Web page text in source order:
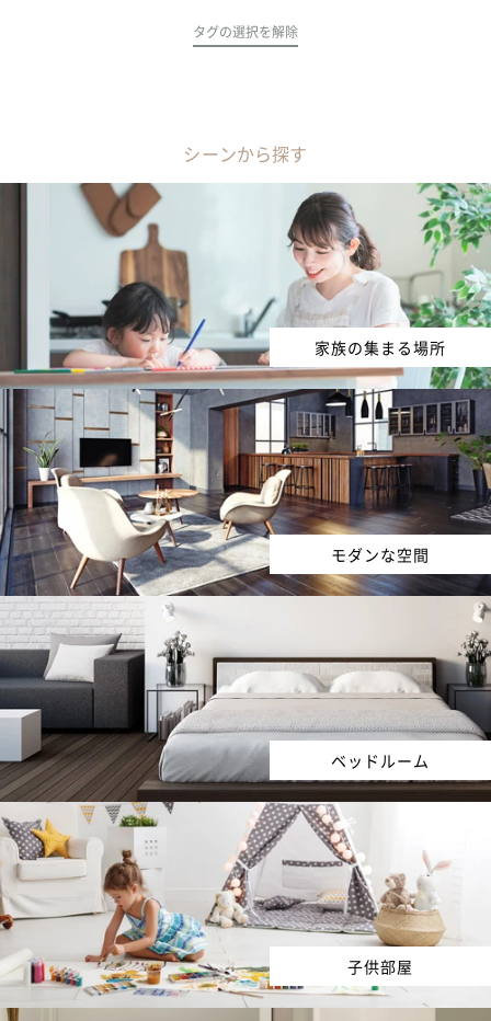
タグの選択を解除
シーンから探す
家族の集まる場所
モダンな空間
ベッドルーム
子供部屋